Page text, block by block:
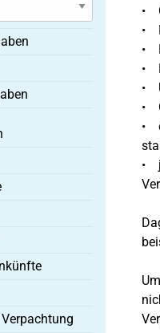
•
•
•
•
•
•
•
•